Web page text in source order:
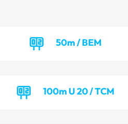
50m / BEM
100m U 20 / TCM